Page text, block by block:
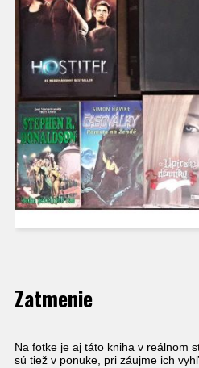
Zatmenie
Na fotke je aj táto kniha v reálnom
sú tiež v ponuke, pri záujme ich